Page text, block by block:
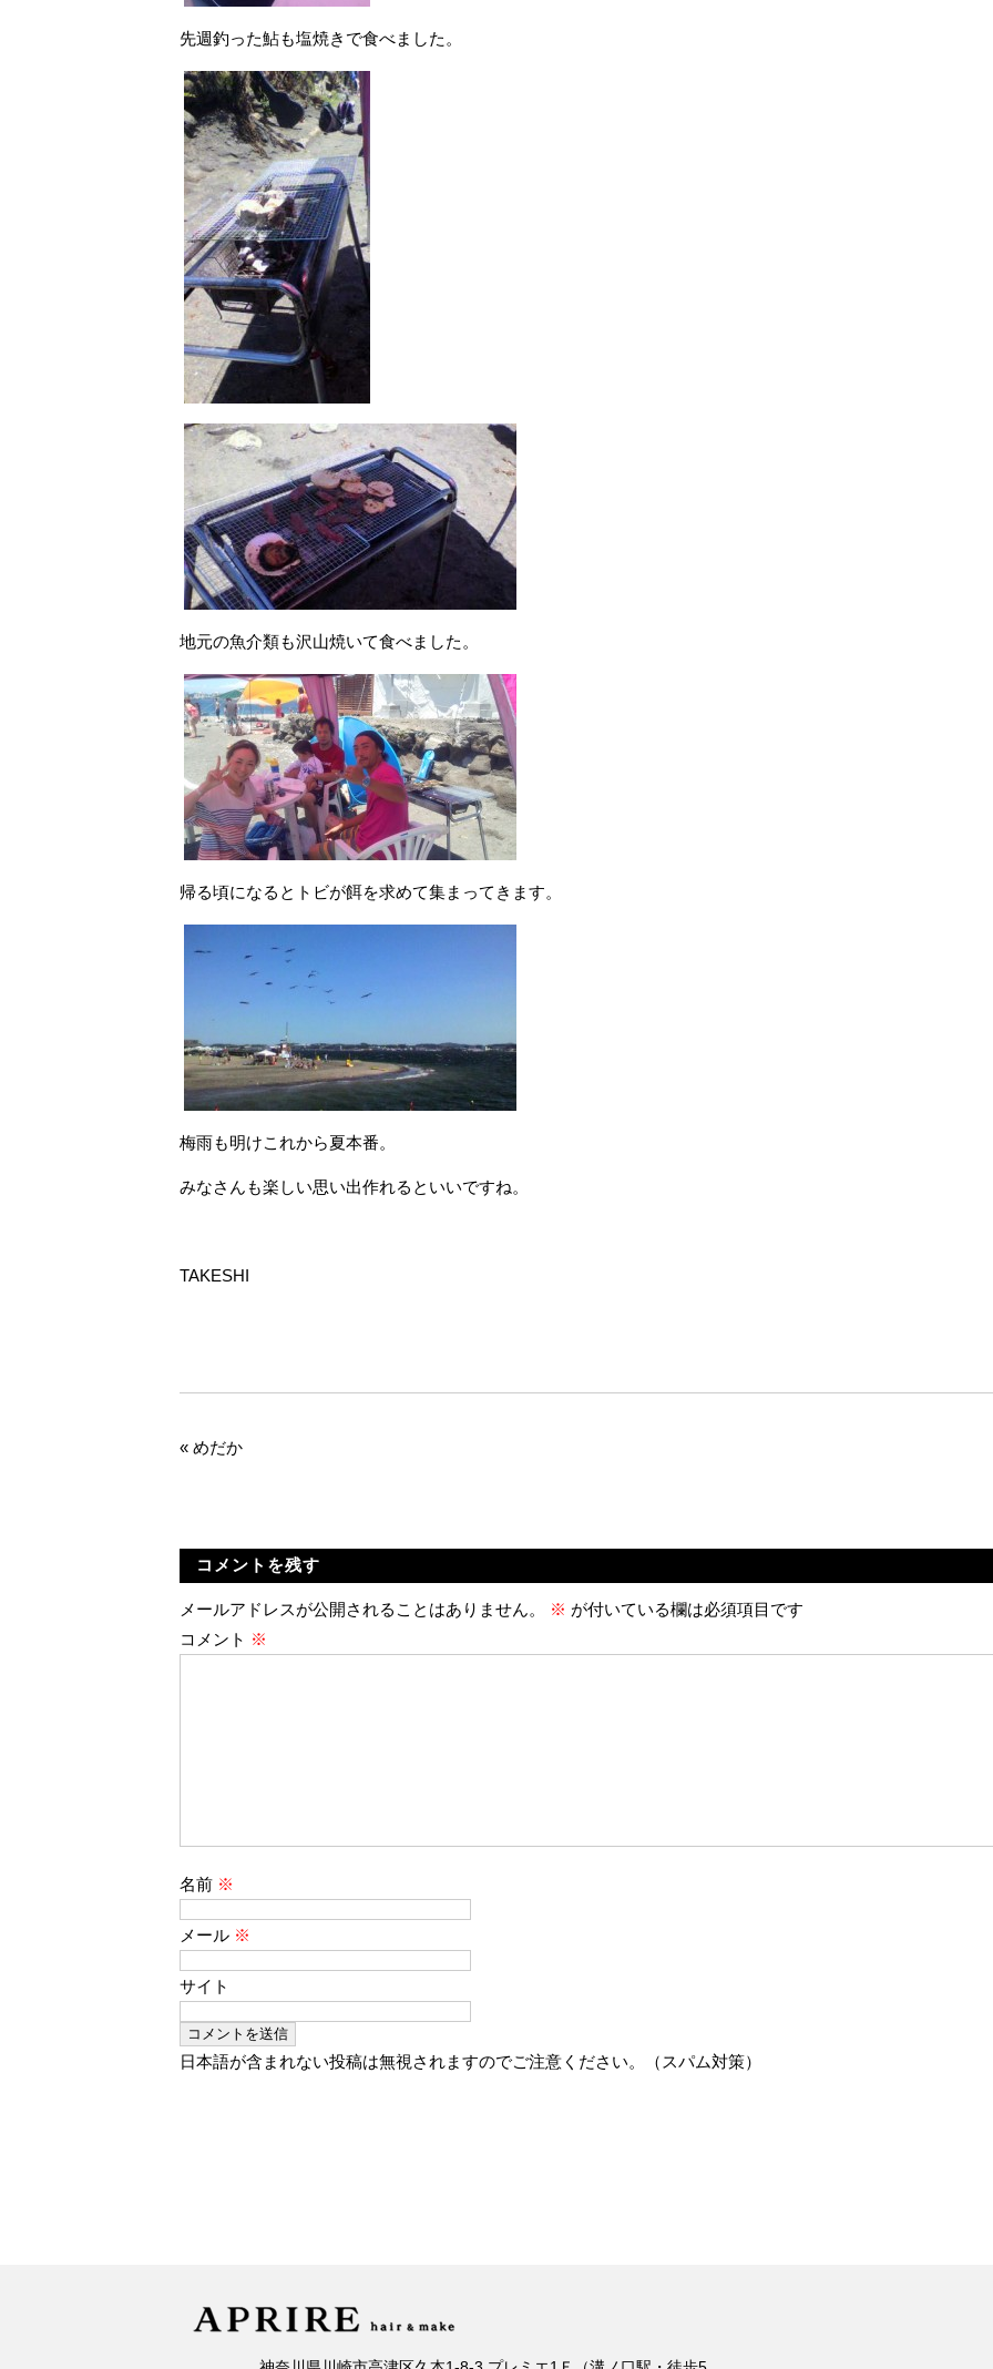
先週釣った鮎も塩焼きで食べました。
地元の魚介類も沢山焼いて食べました。
帰る頃になるとトビが餌を求めて集まってきます。
梅雨も明けこれから夏本番。
みなさんも楽しい思い出作れるといいですね。
TAKESHI
« めだか
コメントを残す
メールアドレスが公開されることはありません。 ※ が付いている欄は必須項目です
コメント ※
名前 ※
メール ※
サイト
日本語が含まれない投稿は無視されますのでご注意ください。（スパム対策）